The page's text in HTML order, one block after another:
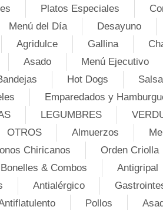
Platos Especiales
Menú del Día Desayuno
Agridulce Gallina
Asado Menú Ejecutivo
Hot Dogs
Emparedados y
LEGUMBRES
OTROS Almuerzos
Chiricanos Orden Criolla
& Combos Antigripal
Antialérgico
Pollos